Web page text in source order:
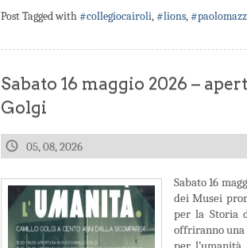
Post Tagged with#collegiocairoli,#lions,
Sabato 16 maggio 2026 –
Golgi
05, 08, 2026
Sabato 16
dei Musei
per la Storia
offriranno una